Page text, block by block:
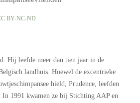
BY-NC-ND
Hij leefde meer dan tien jaar in de
landhuis. Hoewel de excentrieke
hield, Prudence, leefden
In 1991 kwamen ze bij Stichting AAP en